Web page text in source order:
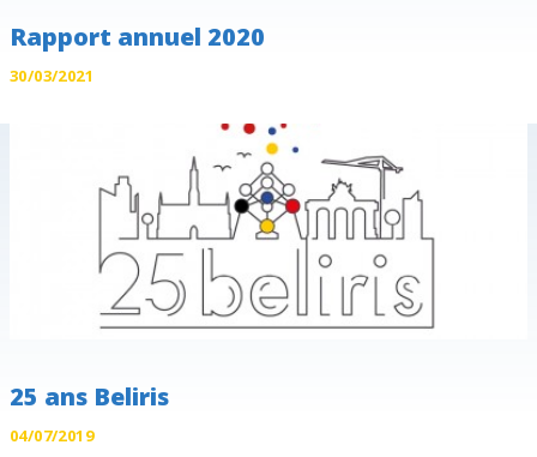
Rapport annuel 2020
30/03/2021
25 ans Beliris
04/07/2019